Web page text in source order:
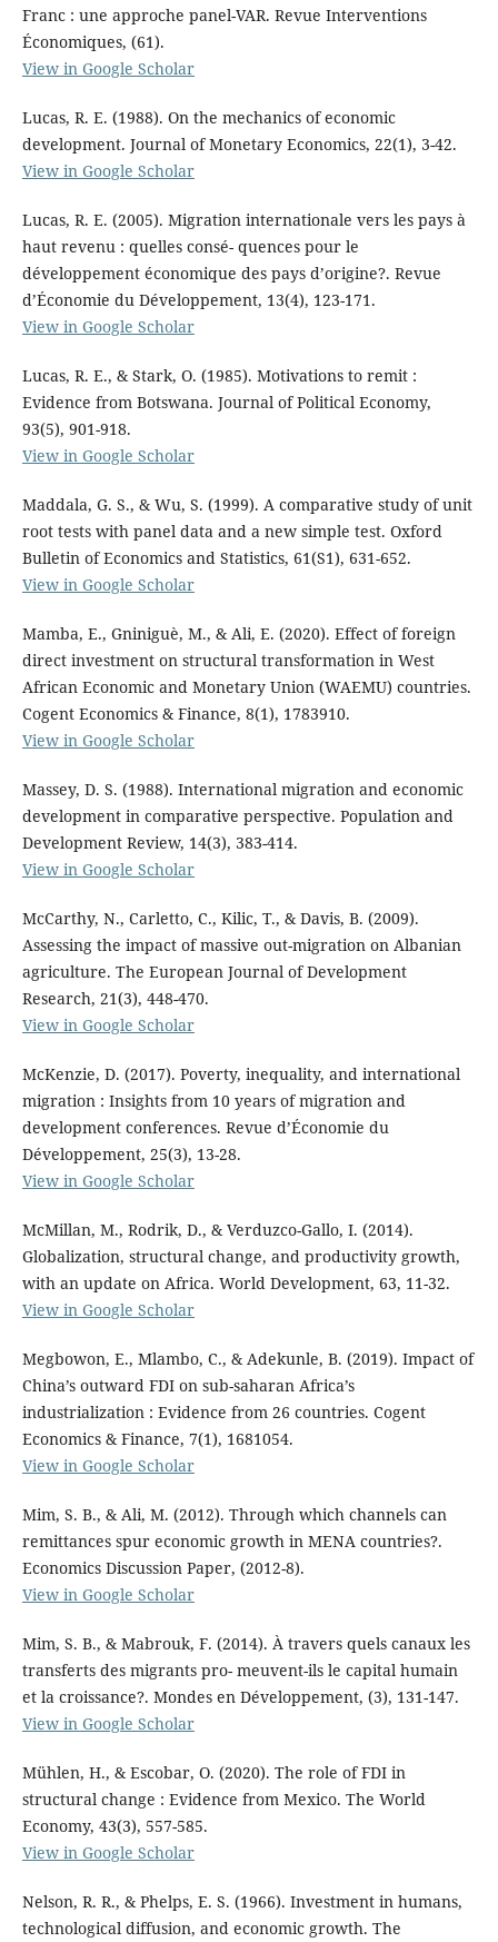
Franc : une approche panel-VAR. Revue Interventions
Économiques, (61).
View in Google Scholar
Lucas, R. E. (1988). On the mechanics of economic
development. Journal of Monetary Economics, 22(1), 3-42.
View in Google Scholar
Lucas, R. E. (2005). Migration internationale vers les pays à
haut revenu : quelles consé- quences pour le
développement économique des pays d’origine?. Revue
d’Économie du Développement, 13(4), 123-171.
View in Google Scholar
Lucas, R. E., & Stark, O. (1985). Motivations to remit :
Evidence from Botswana. Journal of Political Economy,
93(5), 901-918.
View in Google Scholar
Maddala, G. S., & Wu, S. (1999). A comparative study of unit
root tests with panel data and a new simple test. Oxford
Bulletin of Economics and Statistics, 61(S1), 631-652.
View in Google Scholar
Mamba, E., Gniniguè, M., & Ali, E. (2020). Effect of foreign
direct investment on structural transformation in West
African Economic and Monetary Union (WAEMU) countries.
Cogent Economics & Finance, 8(1), 1783910.
View in Google Scholar
Massey, D. S. (1988). International migration and economic
development in comparative perspective. Population and
Development Review, 14(3), 383-414.
View in Google Scholar
McCarthy, N., Carletto, C., Kilic, T., & Davis, B. (2009).
Assessing the impact of massive out-migration on Albanian
agriculture. The European Journal of Development
Research, 21(3), 448-470.
View in Google Scholar
McKenzie, D. (2017). Poverty, inequality, and international
migration : Insights from 10 years of migration and
development conferences. Revue d’Économie du
Développement, 25(3), 13-28.
View in Google Scholar
McMillan, M., Rodrik, D., & Verduzco-Gallo, I. (2014).
Globalization, structural change, and productivity growth,
with an update on Africa. World Development, 63, 11-32.
View in Google Scholar
Megbowon, E., Mlambo, C., & Adekunle, B. (2019). Impact of
China’s outward FDI on sub-saharan Africa’s
industrialization : Evidence from 26 countries. Cogent
Economics & Finance, 7(1), 1681054.
View in Google Scholar
Mim, S. B., & Ali, M. (2012). Through which channels can
remittances spur economic growth in MENA countries?.
Economics Discussion Paper, (2012-8).
View in Google Scholar
Mim, S. B., & Mabrouk, F. (2014). À travers quels canaux les
transferts des migrants pro- meuvent-ils le capital humain
et la croissance?. Mondes en Développement, (3), 131-147.
View in Google Scholar
Mühlen, H., & Escobar, O. (2020). The role of FDI in
structural change : Evidence from Mexico. The World
Economy, 43(3), 557-585.
View in Google Scholar
Nelson, R. R., & Phelps, E. S. (1966). Investment in humans,
technological diffusion, and economic growth. The